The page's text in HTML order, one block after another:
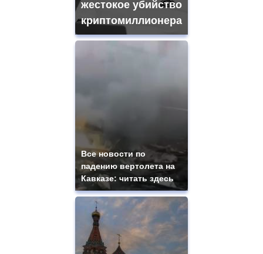
жестокое убийство
криптомиллионера
Все новости по
падению вертолета на
Кавказе: читать здесь